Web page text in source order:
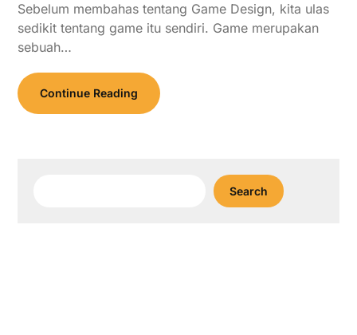
Sebelum membahas tentang Game Design, kita ulas
sedikit tentang game itu sendiri. Game merupakan
sebuah…
Continue Reading
Search